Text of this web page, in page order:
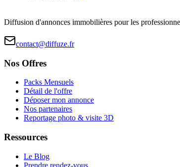
Diffusion d'annonces immobilières pour les
contact@diffuze.fr
Nos Offres
Packs Mensuels
Détail de l'offre
Déposer mon annonce
Nos partenaires
Reportage photo & visite 3D
Ressources
Le Blog
Prendre rendez-vous